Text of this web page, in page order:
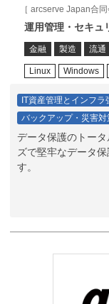
［ arcserve Japan合同
運用管理・セキュ
金融 製造 流通
Linux Windows
IT資産管理とインフラ
バックアップ・災害対
データ保護のトー
ズで堅牢なデータ
す。